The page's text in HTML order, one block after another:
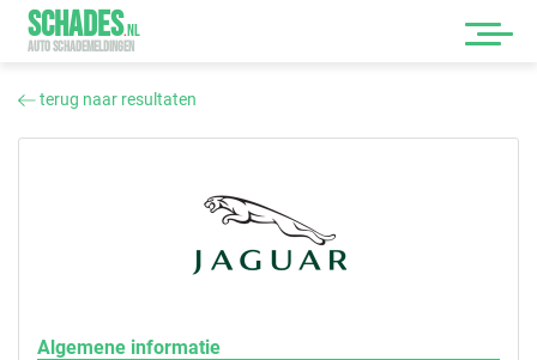
SCHADES.NL
AUTO SCHADEMELDINGEN
terug naar resultaten
Algemene informatie